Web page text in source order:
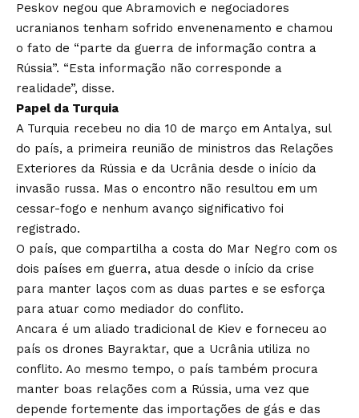
Peskov negou que Abramovich e negociadores
ucranianos tenham sofrido envenenamento e chamou
o fato de “parte da guerra de informação contra a
Rússia”. “Esta informação não corresponde a
realidade”, disse.
Papel da Turquia
A Turquia recebeu no dia 10 de março em Antalya, sul
do país, a primeira reunião de ministros das Relações
Exteriores da Rússia e da Ucrânia desde o início da
invasão russa. Mas o encontro não resultou em um
cessar-fogo e nenhum avanço significativo foi
registrado.
O país, que compartilha a costa do Mar Negro com os
dois países em guerra, atua desde o início da crise
para manter laços com as duas partes e se esforça
para atuar como mediador do conflito.
Ancara é um aliado tradicional de Kiev e forneceu ao
país os drones Bayraktar, que a Ucrânia utiliza no
conflito. Ao mesmo tempo, o país também procura
manter boas relações com a Rússia, uma vez que
depende fortemente das importações de gás e das